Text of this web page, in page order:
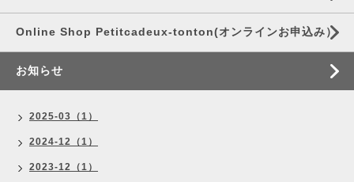
Online Shop Petitcadeux-tonton(オンラインお申込み）
お知らせ
2025-03（1）
2024-12（1）
2023-12（1）